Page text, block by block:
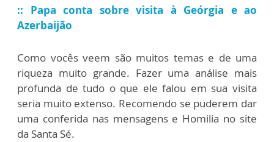
:: Papa conta sobre visita à Geórgia e ao
Azerbaijão
Como vocês veem são muitos temas e de uma
riqueza muito grande. Fazer uma análise mais
profunda de tudo o que ele falou em sua visita
seria muito extenso. Recomendo se puderem dar
uma conferida nas mensagens e Homilia no site
da Santa Sé.